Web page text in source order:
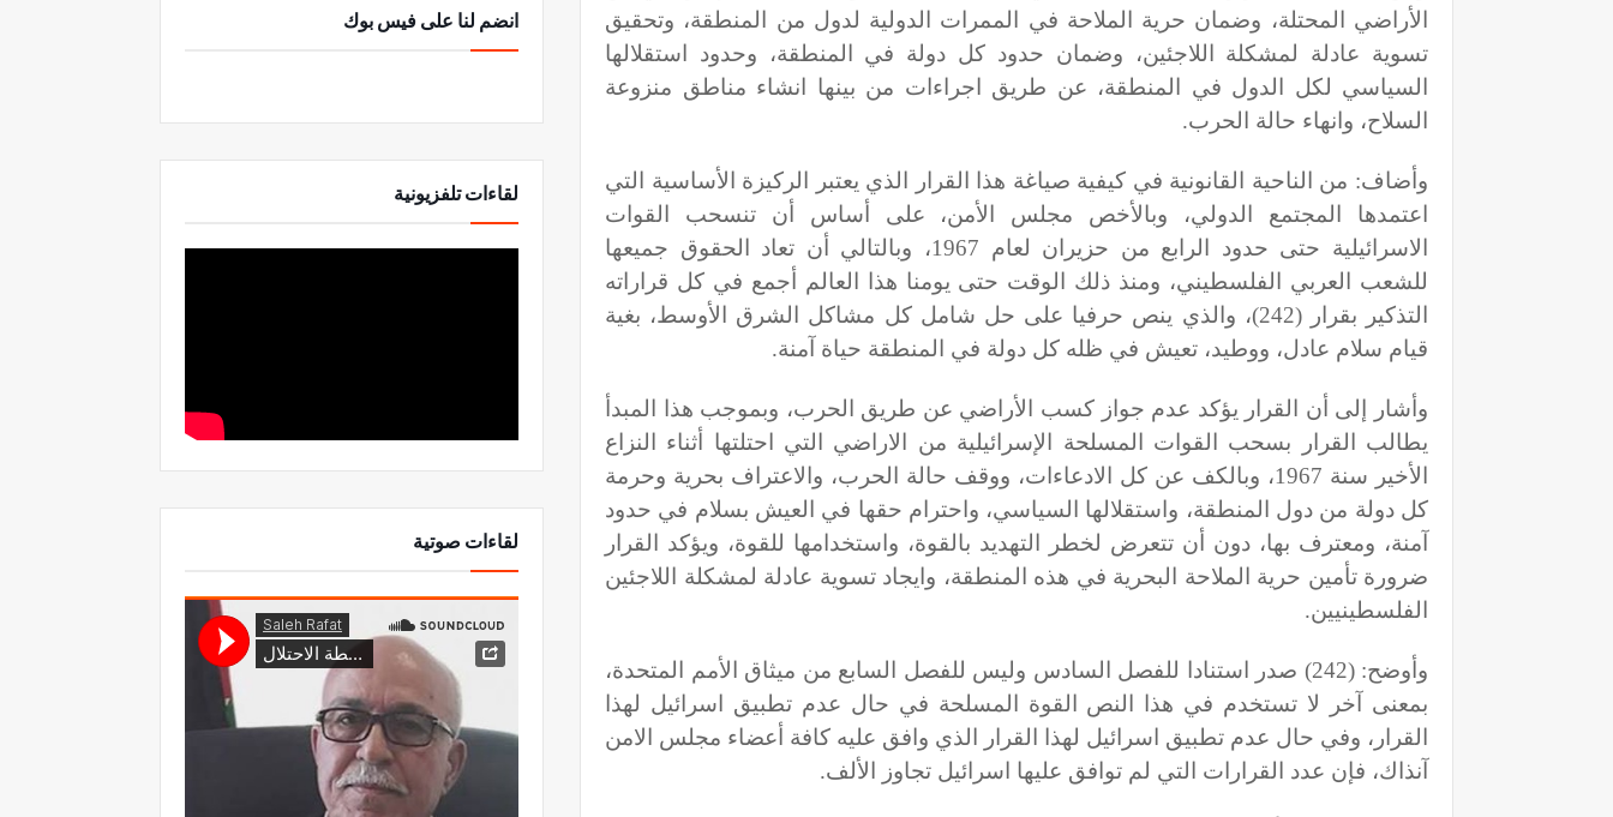
الأراضي المحتلة، وضمان حرية الملاحة في الممرات الدولية لدول من المنطقة، وتحقيق
تسوية عادلة لمشكلة اللاجئين، وضمان حدود كل دولة في المنطقة، وحدود استقلالها
السياسي لكل الدول في المنطقة، عن طريق اجراءات من بينها انشاء مناطق منزوعة
السلاح، وانهاء حالة الحرب.
وأضاف: من الناحية القانونية في كيفية صياغة هذا القرار الذي يعتبر الركيزة الأساسية التي
اعتمدها المجتمع الدولي، وبالأخص مجلس الأمن، على أساس أن تنسحب القوات
الاسرائيلية حتى حدود الرابع من حزيران لعام 1967، وبالتالي أن تعاد الحقوق جميعها
للشعب العربي الفلسطيني، ومنذ ذلك الوقت حتى يومنا هذا العالم أجمع في كل قراراته
التذكير بقرار (242)، والذي ينص حرفيا على حل شامل كل مشاكل الشرق الأوسط، بغية
قيام سلام عادل، ووطيد، تعيش في ظله كل دولة في المنطقة حياة آمنة.
وأشار إلى أن القرار يؤكد عدم جواز كسب الأراضي عن طريق الحرب، وبموجب هذا المبدأ
يطالب القرار بسحب القوات المسلحة الإسرائيلية من الاراضي التي احتلتها أثناء النزاع
الأخير سنة 1967، وبالكف عن كل الادعاءات، ووقف حالة الحرب، والاعتراف بحرية وحرمة
كل دولة من دول المنطقة، واستقلالها السياسي، واحترام حقها في العيش بسلام في حدود
آمنة، ومعترف بها، دون أن تتعرض لخطر التهديد بالقوة، واستخدامها للقوة، ويؤكد القرار
ضرورة تأمين حرية الملاحة البحرية في هذه المنطقة، وايجاد تسوية عادلة لمشكلة اللاجئين
الفلسطينيين.
وأوضح: (242) صدر استنادا للفصل السادس وليس للفصل السابع من ميثاق الأمم المتحدة،
بمعنى آخر لا تستخدم في هذا النص القوة المسلحة في حال عدم تطبيق اسرائيل لهذا
القرار، وفي حال عدم تطبيق اسرائيل لهذا القرار الذي وافق عليه كافة أعضاء مجلس الامن
آنذاك، فإن عدد القرارات التي لم توافق عليها اسرائيل تجاوز الألف.
انضم لنا على فيس بوك
لقاءات تلفزيونية
لقاءات صوتية